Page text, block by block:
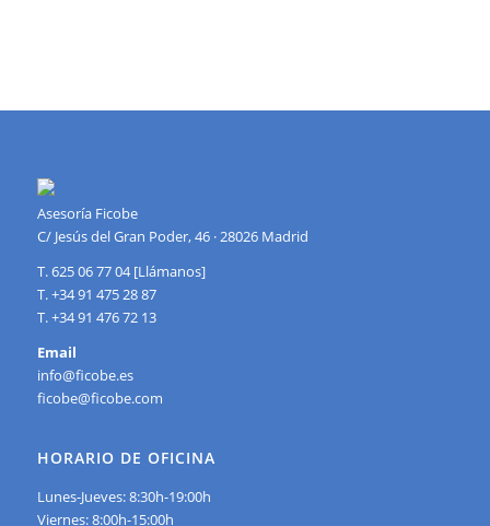
Asesoría Ficobe
C/ Jesús del Gran Poder, 46 · 28026 Madrid
T. 625 06 77 04 [Llámanos]
T. +34 91 475 28 87
T. +34 91 476 72 13
Email
info@ficobe.es
ficobe@ficobe.com
HORARIO DE OFICINA
Lunes-Jueves: 8:30h-19:00h
Viernes: 8:00h-15:00h